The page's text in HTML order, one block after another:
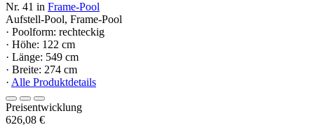
Nr. 41 in Frame-Pool
Aufstell-Pool, Frame-Pool
· Poolform: rechteckig
· Höhe: 122 cm
· Länge: 549 cm
· Breite: 274 cm
· Alle Produktdetails
Preisentwicklung
626,08 €